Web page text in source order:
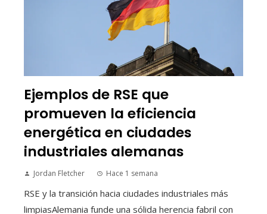
Ejemplos de RSE que
promueven la eficiencia
energética en ciudades
industriales alemanas
Jordan Fletcher Hace 1 semana
RSE y la transición hacia ciudades industriales más
limpiasAlemania funde una sólida herencia fabril con